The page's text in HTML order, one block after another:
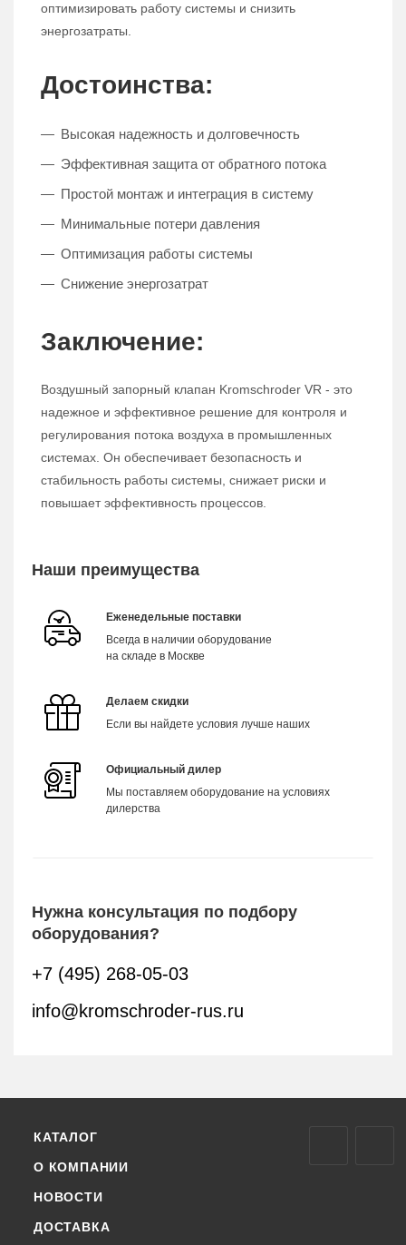
оптимизировать работу системы и снизить
энергозатраты.
Достоинства:
Высокая надежность и долговечность
Эффективная защита от обратного потока
Простой монтаж и интеграция в систему
Минимальные потери давления
Оптимизация работы системы
Снижение энергозатрат
Заключение:
Воздушный запорный клапан Kromschroder VR - это
надежное и эффективное решение для контроля и
регулирования потока воздуха в промышленных
системах. Он обеспечивает безопасность и
стабильность работы системы, снижает риски и
повышает эффективность процессов.
Наши преимущества
Еженедельные поставки
Всегда в наличии оборудование
на складе в Москве
Делаем скидки
Если вы найдете условия лучше наших
Официальный дилер
Мы поставляем оборудование на условиях
дилерства
Нужна консультация по подбору
оборудования?
+7 (495) 268-05-03
info@kromschroder-rus.ru
КАТАЛОГ
О КОМПАНИИ
НОВОСТИ
ДОСТАВКА